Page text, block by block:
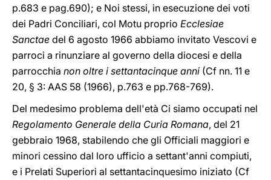
p.683 e pag.690); e Noi stessi, in esecuzione dei voti
dei Padri Conciliari, col Motu proprio Ecclesiae
Sanctae del 6 agosto 1966 abbiamo invitato Vescovi e
parroci a rinunziare al governo della diocesi e della
parrocchia non oltre i settantacinque anni (Cf nn. 11 e
20, § 3: AAS 58 (1966), p.763 e pp.768-769).
Del medesimo problema dell'età Ci siamo occupati nel
Regolamento Generale della Curia Romana, del 21
gebbraio 1968, stabilendo che gli Officiali maggiori e
minori cessino dal loro ufficio a settant'anni compiuti,
e i Prelati Superiori al settantacinquesimo iniziato (Cf